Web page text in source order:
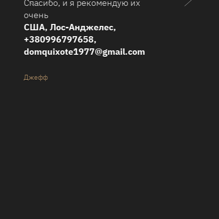
проделанную работу по
поиску человека. Только по
истечении времени я поняла
в чем состояла сложность
задания, но они с ним
благодарность Олегу за